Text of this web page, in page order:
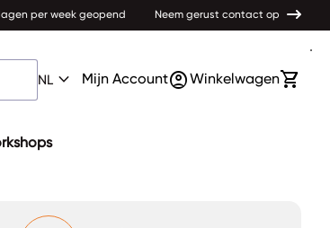
per week geopend Neem gerust contact op
NL expand_more Account
Mijn Accountaccount_circleMijn winkelwagen
Winkelwagenshopping_cart